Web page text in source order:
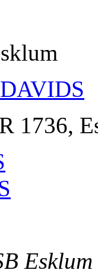
1736,
Esklum